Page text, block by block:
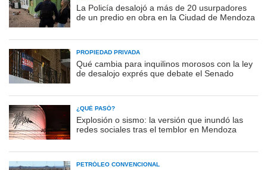
La Policía desalojó a más de 20 usurpadores
de un predio en obra en la Ciudad de Mendoza
PROPIEDAD PRIVADA
Qué cambia para inquilinos morosos con la ley
de desalojo exprés que debate el Senado
¿QUÉ PASÓ?
Explosión o sismo: la versión que inundó las
redes sociales tras el temblor en Mendoza
PETRÓLEO CONVENCIONAL